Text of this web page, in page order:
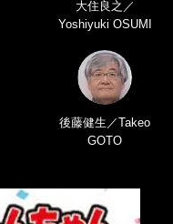
大住良之／
Yoshiyuki OSUMI
後藤健生／Takeo
GOTO